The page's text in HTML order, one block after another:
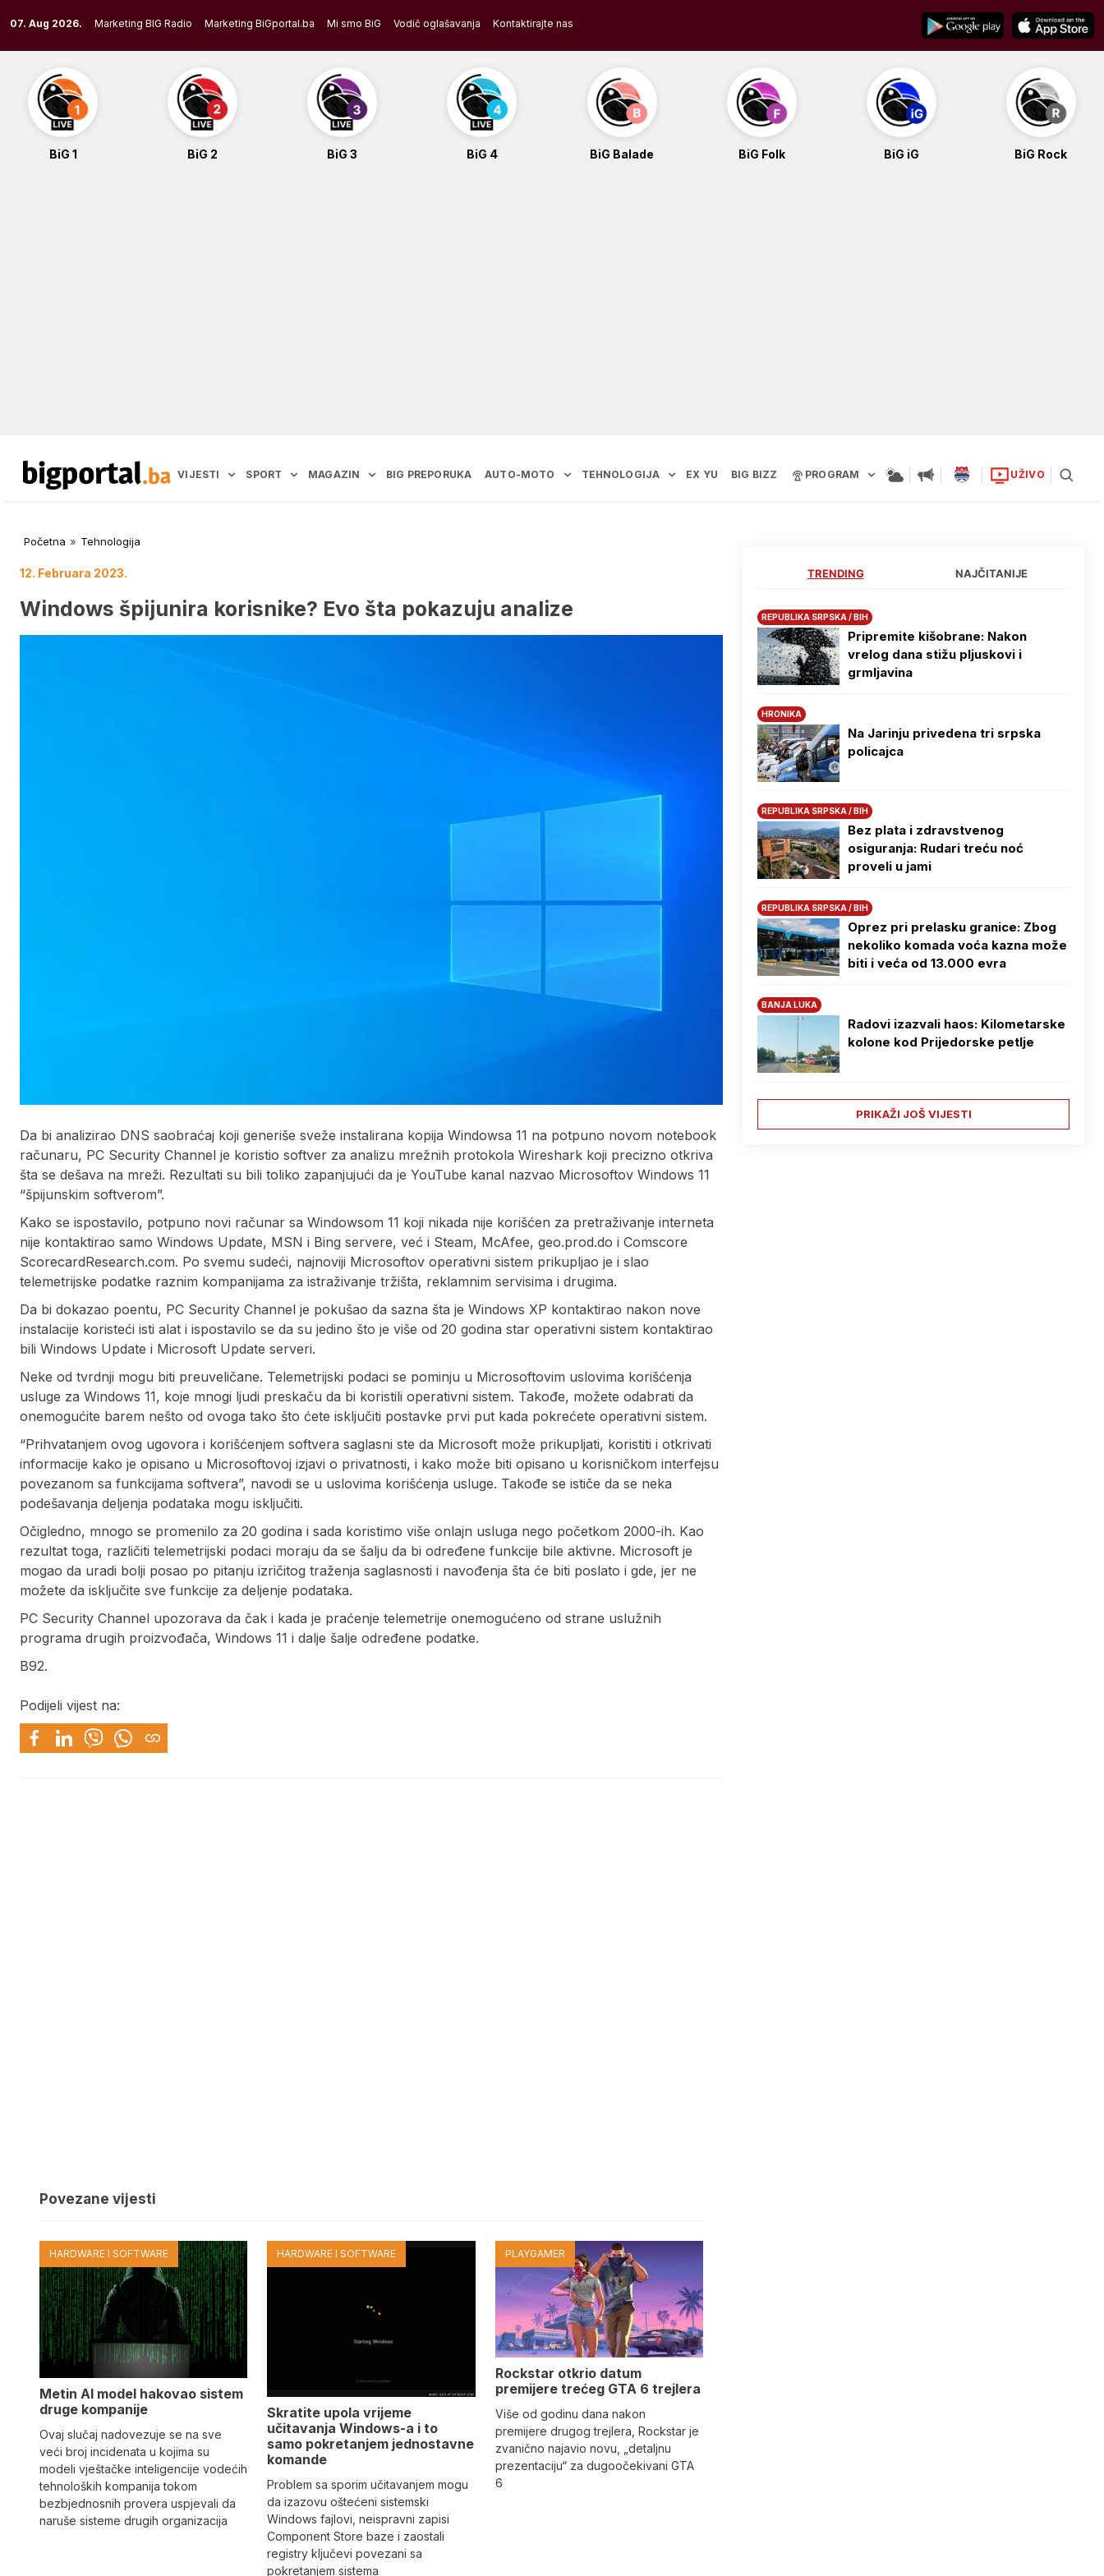
to
content
07. Aug 2026. Marketing BIG Radio Marketing BiGportal.ba Mi smo BiG Vodič oglašavanja Kontaktirajte nas
BiG 1 BiG 2 BiG 3 BiG 4 BiG Balade BiG Folk BiG iG BiG Rock
VIJESTI SPORT MAGAZIN BIG PREPORUKA AUTO-MOTO TEHNOLOGIJA EX YU BIG BIZZ PROGRAM UŽIVO
Početna » Tehnologija
12. Februara 2023.
Windows špijunira korisnike? Evo šta pokazuju analize
Da bi analizirao DNS saobraćaj koji generiše sveže instalirana kopija Windowsa 11 na potpuno novom notebook
računaru, PC Security Channel je koristio softver za analizu mrežnih protokola Wireshark koji precizno otkriva
šta se dešava na mreži. Rezultati su bili toliko zapanjujući da je YouTube kanal nazvao Microsoftov Windows 11
“špijunskim softverom”.
Kako se ispostavilo, potpuno novi računar sa Windowsom 11 koji nikada nije korišćen za pretraživanje interneta
nije kontaktirao samo Windows Update, MSN i Bing servere, već i Steam, McAfee, geo.prod.do i Comscore
ScorecardResearch.com. Po svemu sudeći, najnoviji Microsoftov operativni sistem prikupljao je i slao
telemetrijske podatke raznim kompanijama za istraživanje tržišta, reklamnim servisima i drugima.
Da bi dokazao poentu, PC Security Channel je pokušao da sazna šta je Windows XP kontaktirao nakon nove
instalacije koristeći isti alat i ispostavilo se da su jedino što je više od 20 godina star operativni sistem kontaktirao
bili Windows Update i Microsoft Update serveri.
Neke od tvrdnji mogu biti preuveličane. Telemetrijski podaci se pominju u Microsoftovim uslovima korišćenja
usluge za Windows 11, koje mnogi ljudi preskaču da bi koristili operativni sistem. Takođe, možete odabrati da
onemogućite barem nešto od ovoga tako što ćete isključiti postavke prvi put kada pokrećete operativni sistem.
“Prihvatanjem ovog ugovora i korišćenjem softvera saglasni ste da Microsoft može prikupljati, koristiti i otkrivati
informacije kako je opisano u Microsoftovoj izjavi o privatnosti, i kako može biti opisano u korisničkom interfejsu
povezanom sa funkcijama softvera”, navodi se u uslovima korišćenja usluge. Takođe se ističe da se neka
podešavanja deljenja podataka mogu isključiti.
Očigledno, mnogo se promenilo za 20 godina i sada koristimo više onlajn usluga nego početkom 2000-ih. Kao
rezultat toga, različiti telemetrijski podaci moraju da se šalju da bi određene funkcije bile aktivne. Microsoft je
mogao da uradi bolji posao po pitanju izričitog traženja saglasnosti i navođenja šta će biti poslato i gde, jer ne
možete da isključite sve funkcije za deljenje podataka.
PC Security Channel upozorava da čak i kada je praćenje telemetrije onemogućeno od strane uslužnih
programa drugih proizvođača, Windows 11 i dalje šalje određene podatke.
B92.
Podijeli vijest na:
Povezane vijesti
HARDWARE I SOFTWARE
Metin AI model hakovao sistem
druge kompanije
Ovaj slučaj nadovezuje se na sve
veći broj incidenata u kojima su
modeli vještačke inteligencije vodećih
tehnoloških kompanija tokom
bezbjednosnih provera uspjevali da
naruše sisteme drugih organizacija
HARDWARE I SOFTWARE
Skratite upola vrijeme
učitavanja Windows-a i to
samo pokretanjem jednostavne
komande
Problem sa sporim učitavanjem mogu
da izazovu oštećeni sistemski
Windows fajlovi, neispravni zapisi
Component Store baze i zaostali
registry ključevi povezani sa
pokretanjem sistema
PLAYGAMER
Rockstar otkrio datum
premijere trećeg GTA 6 trejlera
Više od godinu dana nakon
premijere drugog trejlera, Rockstar je
zvanično najavio novu, „detaljnu
prezentaciju“ za dugoočekivani GTA
6
TRENDING NAJČITANIJE
REPUBLIKA SRPSKA / BIH
Pripremite kišobrane: Nakon
vrelog dana stižu pljuskovi i
grmljavina
HRONIKA
Na Јarinju privedena tri srpska
policajca
REPUBLIKA SRPSKA / BIH
Bez plata i zdravstvenog
osiguranja: Rudari treću noć
proveli u jami
REPUBLIKA SRPSKA / BIH
Oprez pri prelasku granice: Zbog
nekoliko komada voća kazna može
biti i veća od 13.000 evra
BANJA LUKA
Radovi izazvali haos: Kilometarske
kolone kod Prijedorske petlje
PRIKAŽI JOŠ VIJESTI